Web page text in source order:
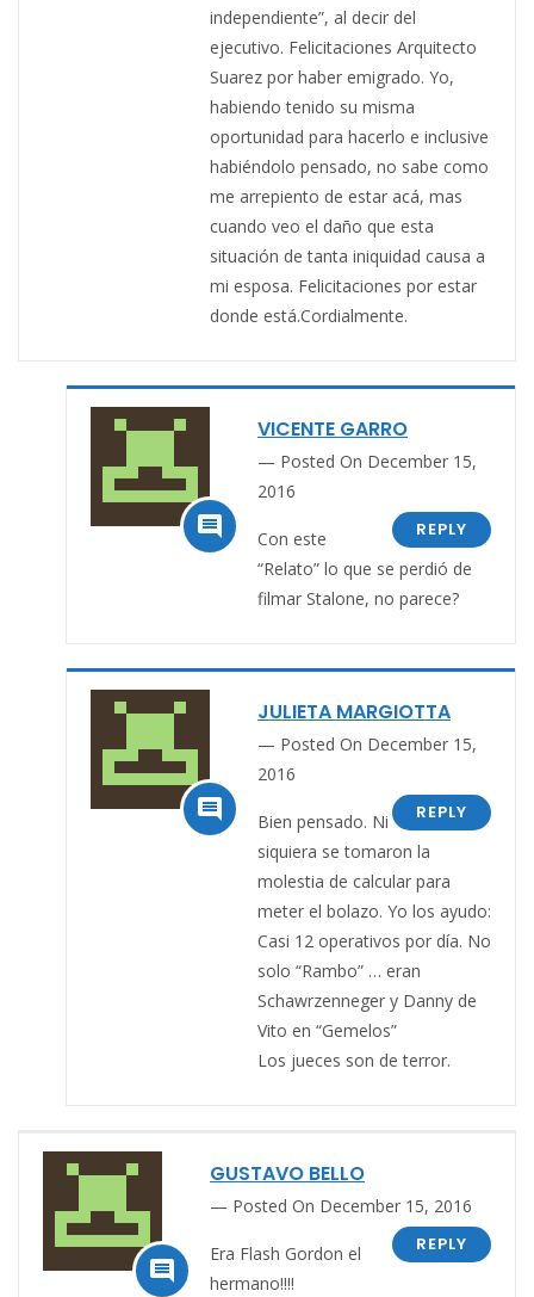
independiente”, al decir del
ejecutivo. Felicitaciones Arquitecto
Suarez por haber emigrado. Yo,
habiendo tenido su misma
oportunidad para hacerlo e inclusive
habiéndolo pensado, no sabe como
me arrepiento de estar acá, mas
cuando veo el daño que esta
situación de tanta iniquidad causa a
mi esposa. Felicitaciones por estar
donde está.Cordialmente.

VICENTE GARRO
Posted On December 15,
2016
REPLY
Con este
“Relato” lo que se perdió de
filmar Stalone, no parece?

JULIETA MARGIOTTA
Posted On December 15,
2016
REPLY
Bien pensado. Ni
siquiera se tomaron la
molestia de calcular para
meter el bolazo. Yo los ayudo:
Casi 12 operativos por día. No
solo “Rambo” … eran
Schawrzenneger y Danny de
Vito en “Gemelos”
Los jueces son de terror.

GUSTAVO BELLO
Posted On December 15, 2016
REPLY
Era Flash Gordon el
hermano!!!!